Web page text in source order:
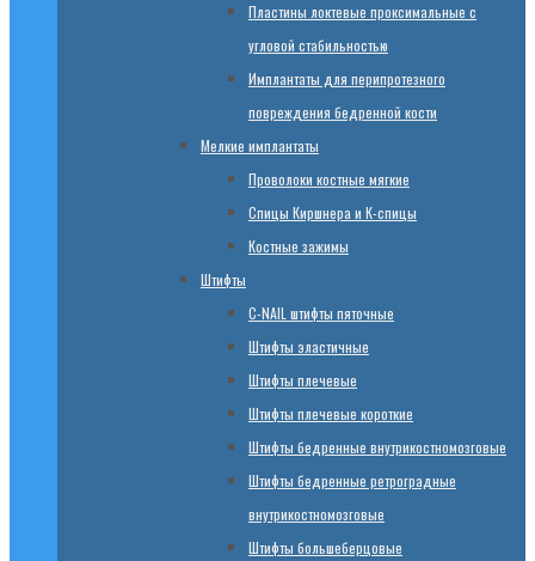
Пластины локтевые проксимальные с
угловой стабильностью
Имплантаты для перипротезного
повреждения бедренной кости
Мелкие имплантаты
Проволоки костные мягкие
Спицы Киршнера и К-спицы
Костные зажимы
Штифты
C-NAIL штифты пяточные
Штифты эластичные
Штифты плечевые
Штифты плечевые короткие
Штифты бедренные внутрикостномозговые
Штифты бедренные ретроградные
внутрикостномозговые
Штифты большеберцовые